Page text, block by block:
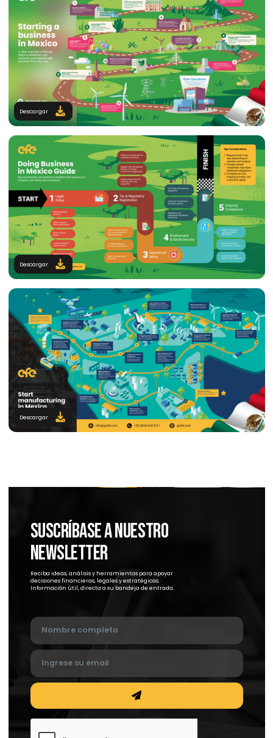
de Precios de Transferencia en Perú
El correcto análisis de precios de transferencia no
solo permite mitigar riesgos fiscales, sino que
también asegura el cumplimiento normativo.
Guías Visuales
Descargar
Descargar